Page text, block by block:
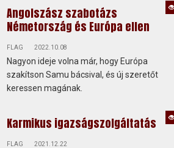
Angolszász szabotázs
Németország és Európa ellen
FLAG 2022.10.08
Nagyon ideje volna már, hogy Európa
szakítson Samu bácsival, és új szeretőt
keressen magának.
Karmikus igazságszolgáltatás
FLAG 2021.12.22